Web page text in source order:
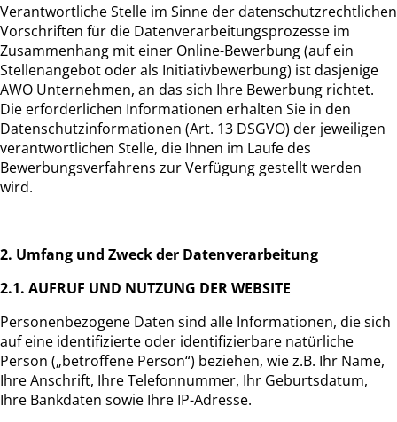
Verantwortliche Stelle im Sinne der datenschutzrechtlichen
Vorschriften für die Datenverarbeitungsprozesse im
Zusammenhang mit einer Online-Bewerbung (auf ein
Stellenangebot oder als Initiativbewerbung) ist dasjenige
AWO Unternehmen, an das sich Ihre Bewerbung richtet.
Die erforderlichen Informationen erhalten Sie in den
Datenschutzinformationen (Art. 13 DSGVO) der jeweiligen
verantwortlichen Stelle, die Ihnen im Laufe des
Bewerbungsverfahrens zur Verfügung gestellt werden
wird.
2. Umfang und Zweck der Datenverarbeitung
2.1. AUFRUF UND NUTZUNG DER WEBSITE
Personenbezogene Daten sind alle Informationen, die sich
auf eine identifizierte oder identifizierbare natürliche
Person („betroffene Person“) beziehen, wie z.B. Ihr Name,
Ihre Anschrift, Ihre Telefonnummer, Ihr Geburtsdatum,
Ihre Bankdaten sowie Ihre IP-Adresse.